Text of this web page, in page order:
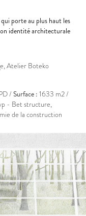
porte au plus haut les
identité architecturale
Atelier Boteko
/Surface : 1633 m2 /
- Bet structure,
de la construction